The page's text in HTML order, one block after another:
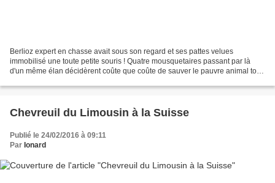
Berlioz expert en chasse avait sous son regard et ses pattes velues
immobilisé une toute petite souris ! Quatre mousquetaires passant par là
d'un même élan décidèrent coûte que coûte de sauver le pauvre animal tout
Chevreuil du Limousin à la Suisse
Publié le 24/02/2016 à 09:11
Par Ionard